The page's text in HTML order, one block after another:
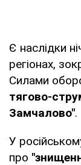
Є наслідки
регіонах,
Силами
Замчалово".
У
про